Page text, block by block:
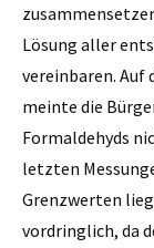
Lösung aller
vereinbaren. Auf
meinte die
Formaldehyds
letzten
Grenzwerten
vordringlich, da